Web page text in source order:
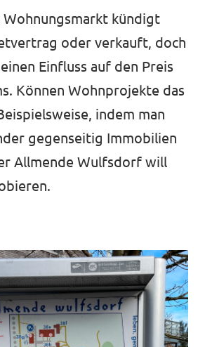
kündigt
oder verkauft, doch
Einfluss auf den Preis
Können Wohnprojekte das
indem man
gegenseitig Immobilien
Allmende Wulfsdorf will